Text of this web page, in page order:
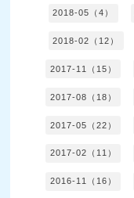
2018-05（4）
2018-02（12）
2017-11（15）
2017-08（18）
2017-05（22）
2017-02（11）
2016-11（16）